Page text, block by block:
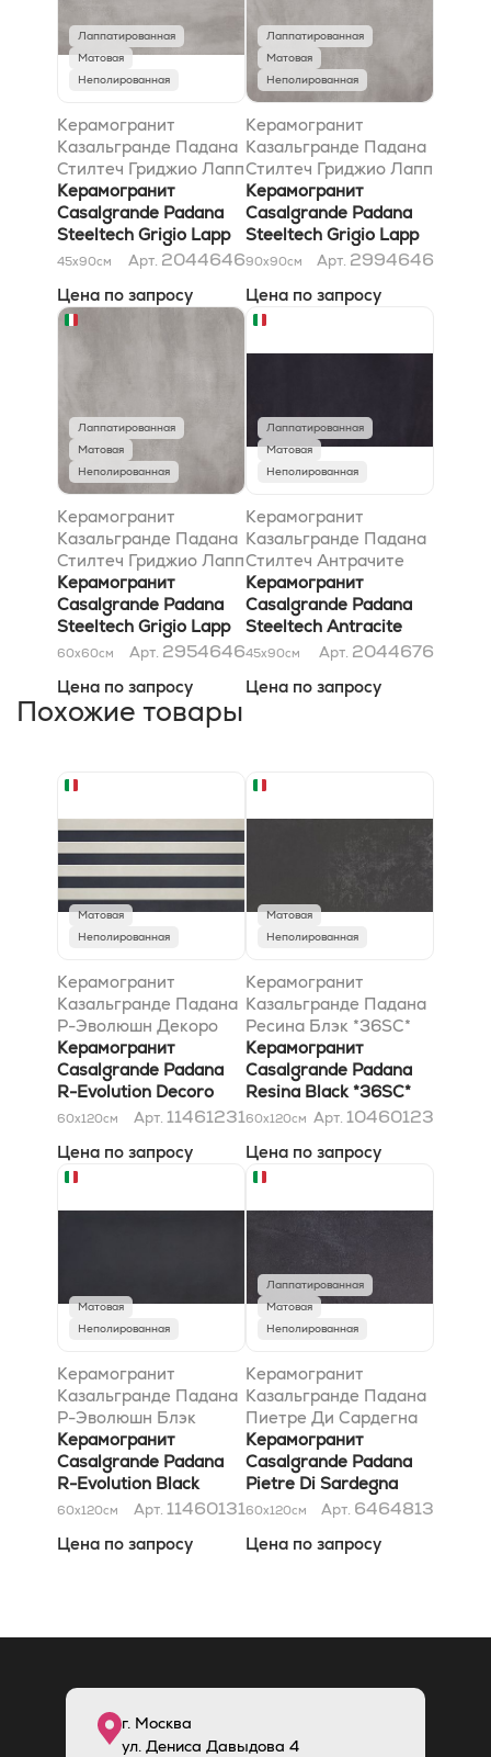
Лаппатированная
Матовая
Неполированная
Керамогранит
Казальгранде Падана
Стилтеч Гриджио Лапп
45x90
Керамогранит
Casalgrande Padana
Steeltech Grigio Lapp
45x90
45x90см Арт. 2044646
Цена по запросу
Лаппатированная
Матовая
Неполированная
Керамогранит
Казальгранде Падана
Стилтеч Гриджио Лапп
90x90
Керамогранит
Casalgrande Padana
Steeltech Grigio Lapp
90x90
90x90см Арт. 2994646
Цена по запросу
Лаппатированная
Матовая
Неполированная
Керамогранит
Казальгранде Падана
Стилтеч Гриджио Лапп
60x60
Керамогранит
Casalgrande Padana
Steeltech Grigio Lapp
60x60
60x60см Арт. 2954646
Цена по запросу
Лаппатированная
Матовая
Неполированная
Керамогранит
Казальгранде Падана
Стилтеч Антрачите
Лапп 45x90
Керамогранит
Casalgrande Padana
Steeltech Antracite
Lapp 45x90
45x90см Арт. 2044676
Цена по запросу
Похожие товары
Матовая
Неполированная
Керамогранит
Казальгранде Падана
Р-Эволюшн Декоро
Стрипес Тотал Уайт-
Блэк 60x120
Керамогранит
Casalgrande Padana
R-Evolution Decoro
Stripes Total White-
60x120см Арт. 11461231
Цена по запросу
Матовая
Неполированная
Керамогранит
Казальгранде Падана
Ресина Блэк *36SC*
60x120
Керамогранит
Casalgrande Padana
Resina Black *36SC*
60x120
60x120см Арт. 10460123
Цена по запросу
Матовая
Неполированная
Керамогранит
Казальгранде Падана
Р-Эволюшн Блэк
*36SC* 60x120
Керамогранит
Casalgrande Padana
R-Evolution Black
*36SC* 60x120
60x120см Арт. 11460131
Цена по запросу
Лаппатированная
Матовая
Неполированная
Керамогранит
Казальгранде Падана
Пиетре Ди Сардегна
Таволара Лаппато
*36SC* 60x120
Керамогранит
Casalgrande Padana
Pietre Di Sardegna
Tavolara Lappato
60x120см Арт. 6464813
Цена по запросу
г. Москва
ул. Дениса Давыдова 4